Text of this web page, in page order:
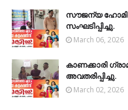
സൗജന്യ
സംഘടിപ്പിച്ചു.
March 06, 2026
കാണക്കാരി
അവതരിപ്പിച്ചു.
March 02, 2026